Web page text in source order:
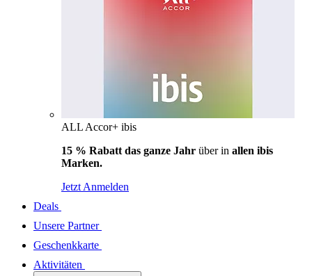
ALL Accor+ ibis
15 % Rabatt das ganze Jahr über in allen ibis
Marken.
Jetzt Anmelden
Deals
Unsere Partner
Geschenkkarte
Aktivitäten